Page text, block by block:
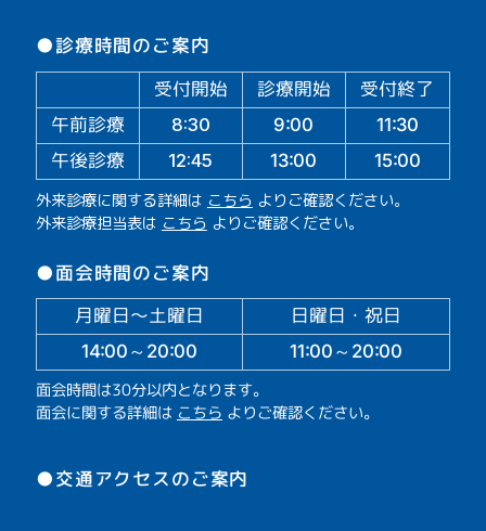
●診療時間のご案内
受付開始 診療開始 受付終了
午前診療 8:30 9:00 11:30
午後診療 12:45 13:00 15:00
外来診療に関する詳細は こちら よりご確認ください。
外来診療担当表は こちら よりご確認ください。
●面会時間のご案内
月曜日～土曜日 日曜日・祝日
14:00～20:00 11:00～20:00
面会時間は30分以内となります。
面会に関する詳細は こちら よりご確認ください。
●交通アクセスのご案内